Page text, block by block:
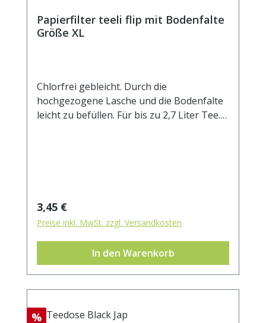
Papierfilter teeli flip mit Bodenfalte
Größe XL
Chlorfrei gebleicht. Durch die
hochgezogene Lasche und die Bodenfalte
leicht zu befüllen. Für bis zu 2,7 Liter Tee.
Regulärer Preis:
3,45 €
Preise inkl. MwSt. zzgl. Versandkosten
In den Warenkorb
Rabatt
%